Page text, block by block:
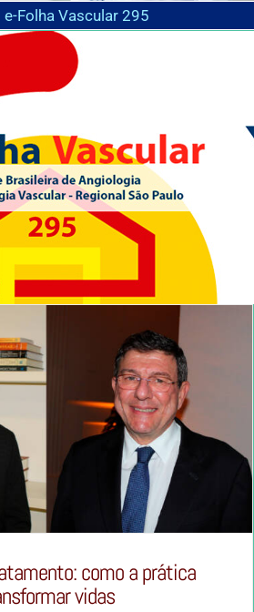
e-Folha Vascular 295
como a prática
vidas